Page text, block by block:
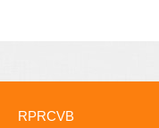
RPRCVB